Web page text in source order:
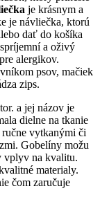
je krásnym a
je návliečka, ktorú
dať do košíka
a oživý
alergikov.
psov, mačiek
zips.
a jej názov je
dielne na tkanie
vytkanými či
Gobelíny možu
vplyv na kvalitu.
materialy.
čom zaručuje